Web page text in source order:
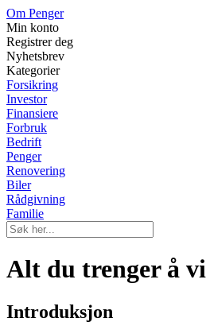
Om Penger
Min konto
Registrer deg
Nyhetsbrev
Kategorier
Forsikring
Investor
Finansiere
Forbruk
Bedrift
Penger
Renovering
Biler
Rådgivning
Familie
Alt du trenger å
Introduksjon